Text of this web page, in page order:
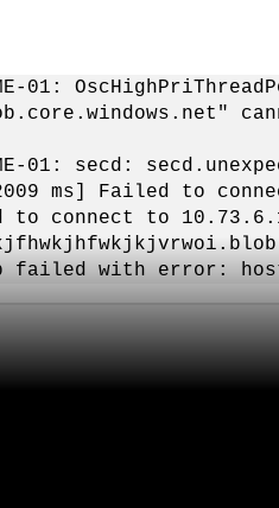
01:
01: secd:
ms] Failed to
connect to
failed with error: